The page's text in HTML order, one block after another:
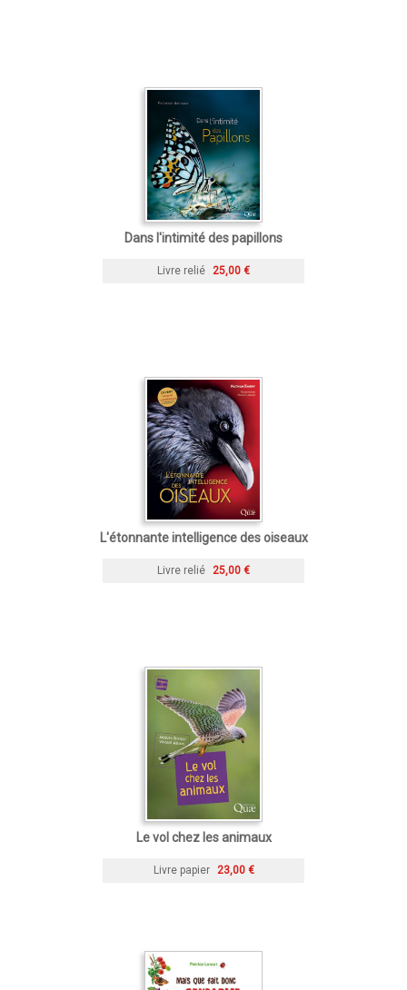
Dans l'intimité des papillons
Livre relié 25,00 €
L'étonnante intelligence des oiseaux
Livre relié 25,00 €
Le vol chez les animaux
Livre papier 23,00 €